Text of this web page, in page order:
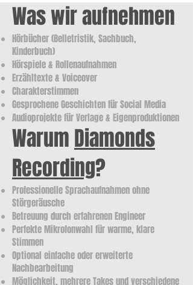
Was wir aufnehmen
Hörbücher (Belletristik, Sachbuch,
Kinderbuch)
Hörspiele & Rollenaufnahmen
Erzähltexte & Voiceover
Charakterstimmen
Gesprochene Geschichten für Social Media
Audioprojekte für Verlage & Eigenproduktionen
Warum Diamonds
Recording?
Professionelle Sprachaufnahmen ohne
Störgeräusche
Betreuung durch erfahrenen Engineer
Perfekte Mikrofonwahl für warme, klare
Stimmen
Optional einfache oder erweiterte
Nachbearbeitung
Möglichkeit, mehrere Takes und verschiedene